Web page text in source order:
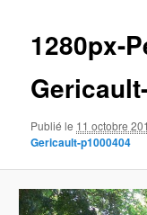
1280px-
Publié le 11 octobre
Gericault-p1000404